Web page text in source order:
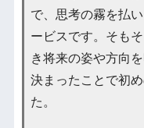
で、思考の霧を払
ービスです。そも
き将来の姿や方向
決まったことで初
た。